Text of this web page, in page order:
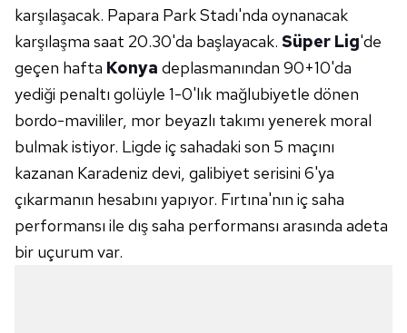
karşılaşacak. Papara Park Stadı'nda oynanacak
karşılaşma saat 20.30'da başlayacak. Süper Lig'de
geçen hafta Konya deplasmanından 90+10'da
yediği penaltı golüyle 1-0'lık mağlubiyetle dönen
bordo-mavililer, mor beyazlı takımı yenerek moral
bulmak istiyor. Ligde iç sahadaki son 5 maçını
kazanan Karadeniz devi, galibiyet serisini 6'ya
çıkarmanın hesabını yapıyor. Fırtına'nın iç saha
performansı ile dış saha performansı arasında adeta
bir uçurum var.